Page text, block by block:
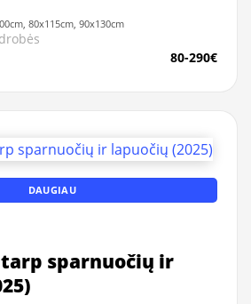
80x115cm, 90x130cm
80-290€
DAUGIAU
sparnuočių ir